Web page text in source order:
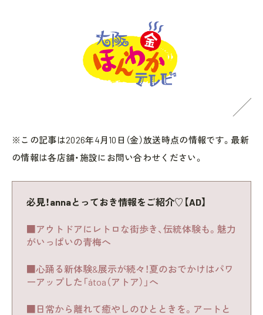
※この記事は2026年4月10日（金）放送時点の情報です。最新
の情報は各店舗・施設にお問い合わせください。
必見！annaとっておき情報をご紹介♡【AD】
■アウトドアにレトロな街歩き、伝統体験も。魅力
がいっぱいの青梅へ
■心踊る新体験&展示が続々！夏のおでかけはパワ
ーアップした「átoa（アトア）」へ
■日常から離れて癒やしのひとときを。アートと